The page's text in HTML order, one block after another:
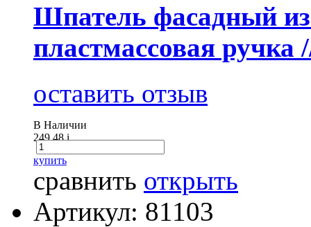
Шпатель фасадный
пластмассовая
оставить отзыв
В Наличии
249.48i
купить
сравнить открыть
Артикул: 81103